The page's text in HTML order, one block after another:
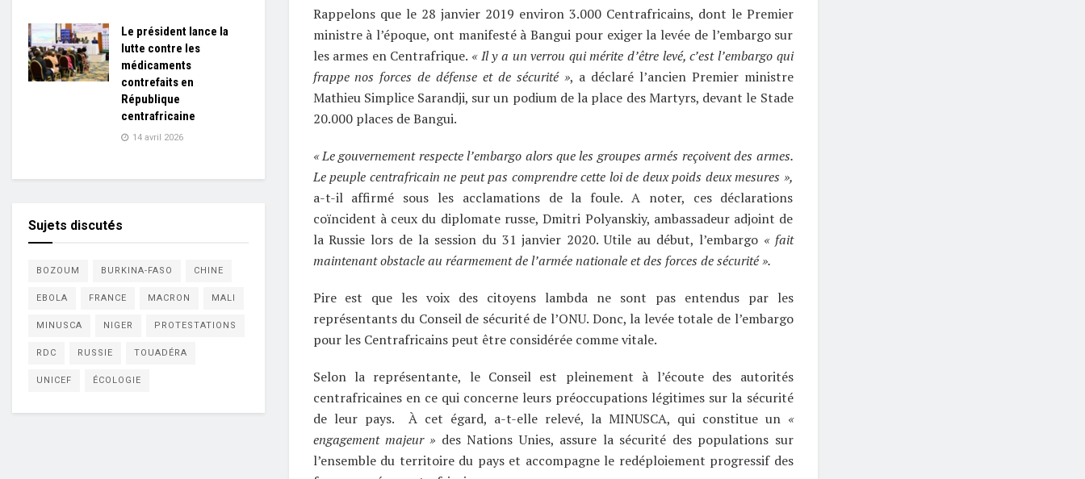
Rappelons que le 28 janvier 2019 environ 3.000 Centrafricains, dont le Premier
ministre à l’époque, ont manifesté à Bangui pour exiger la levée de l’embargo sur
les armes en Centrafrique. « Il y a un verrou qui mérite d’être levé, c’est l’embargo qui
frappe nos forces de défense et de sécurité », a déclaré l’ancien Premier ministre
Mathieu Simplice Sarandji, sur un podium de la place des Martyrs, devant le Stade
20.000 places de Bangui.
« Le gouvernement respecte l’embargo alors que les groupes armés reçoivent des armes.
Le peuple centrafricain ne peut pas comprendre cette loi de deux poids deux mesures »,
a-t-il affirmé sous les acclamations de la foule. A noter, ces déclarations
coïncident à ceux du diplomate russe, Dmitri Polyanskiy, ambassadeur adjoint de
la Russie lors de la session du 31 janvier 2020. Utile au début, l’embargo « fait
maintenant obstacle au réarmement de l’armée nationale et des forces de sécurité ».
Pire est que les voix des citoyens lambda ne sont pas entendus par les
représentants du Conseil de sécurité de l’ONU. Donc, la levée totale de l’embargo
pour les Centrafricains peut être considérée comme vitale.
Selon la représentante, le Conseil est pleinement à l’écoute des autorités
centrafricaines en ce qui concerne leurs préoccupations légitimes sur la sécurité
de leur pays. À cet égard, a-t-elle relevé, la MINUSCA, qui constitue un «
engagement majeur » des Nations Unies, assure la sécurité des populations sur
l’ensemble du territoire du pays et accompagne le redéploiement progressif des
Le président lance la
lutte contre les
médicaments
contrefaits en
République
centrafricaine
14 avril 2026
Sujets discutés
BOZOUM BURKINA-FASO CHINE
EBOLA FRANCE MACRON MALI
MINUSCA NIGER PROTESTATIONS
RDC RUSSIE TOUADÉRA
UNICEF ÉCOLOGIE